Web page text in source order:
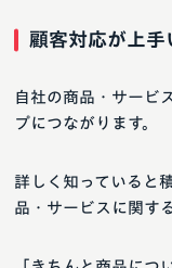
顧客対応が上
自社の商品・サービ
プにつながります。
詳しく知っていると
品・サービスに関す